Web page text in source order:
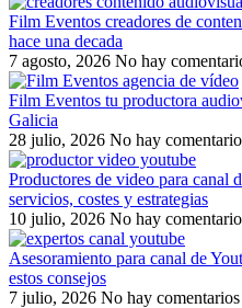
Film Eventos creadores de
hace una decada
7 agosto, 2026 No hay
Film Eventos tu productora
Galicia
28 julio, 2026 No hay
Productores de video para canal
servicios, costes y estrategias
10 julio, 2026 No hay
Asesoramiento para canal de
estos consejos
7 julio, 2026 No hay comentarios